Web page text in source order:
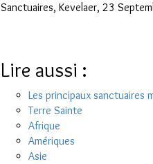
Sanctuaires, Kevelaer, 23
Lire aussi :
Les principaux sanctuaires
Terre Sainte
Afrique
Amériques
Asie